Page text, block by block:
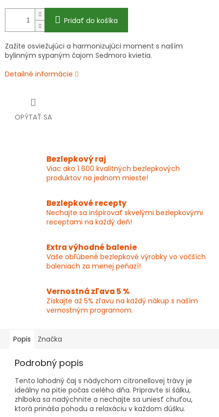
Pridať do košíka
Zažite osviežujúci a harmonizujúci moment s naším
bylinným sypaným čajom Sedmoro kvietia.
Detailné informácie
OPÝTAŤ SA
Bezlepkový raj
Viac ako 1 600 kvalitných bezlepkových
produktov na jednom mieste!
Bezlepkové recepty
Nechajte sa inšpirovať skvelými bezlepkovými
receptami na každý deň!
Extra výhodné balenie
Vaše obľúbené bezlepkové výrobky vo väčších
baleniach za menej peňazí!
Vernostná zľava 5 %
Získajte až 5% zľavu na každý nákup s naším
vernostným programom.
Popis Značka
Podrobný popis
Tento lahodný čaj s nádychom citronellovej trávy je
ideálny na pitie počas celého dňa. Pripravte si šálku,
zhlboka sa nadýchnite a nechajte sa uniesť chuťou,
ktorá prináša pohodu a relaxáciu v každom dúšku.